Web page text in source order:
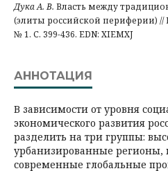
Дука А. В. Власть между
(элиты российской периферии) //
№ 1. С. 399-436. EDN: XIEMXJ
АННОТАЦИЯ
В зависимости от уровня
экономического развития
разделить на три группы:
урбанизированные регионы,
современные глобальные